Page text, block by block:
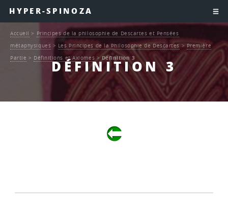
HYPER-SPINOZA
DÉFINITION 3
Accueil > Principes de la philosophie de Descartes et Pensées
métaphysiques > Les Principes de la Philosophie de Descartes > Première
Partie > Définitions et Axiomes > Définition 3